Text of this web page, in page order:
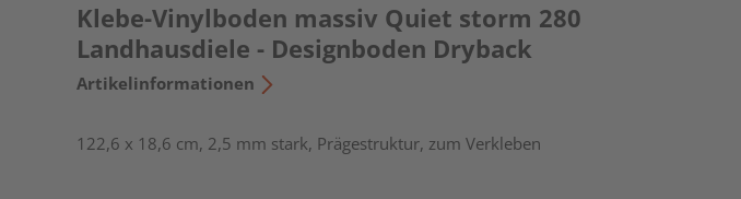
Klebe-Vinylboden massiv Quiet storm 280
Landhausdiele - Designboden Dryback
Artikelinformationen
122,6 x 18,6 cm, 2,5 mm stark, Prägestruktur, zum Verkleben